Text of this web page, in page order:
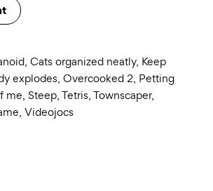
, Cats organized neatly, Keep
explodes, Overcooked 2, Petting
me, Steep,Tetris,Townscaper,
, Videojocs